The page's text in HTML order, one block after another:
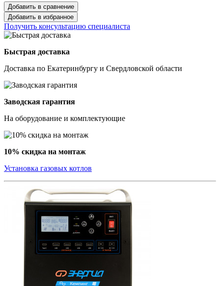
Добавить в сравнение
Добавить в избранное
Получить консультацию специалиста
Быстрая доставка
Доставка по Екатеринбургу и Свердловской области
Заводская гарантия
На оборудование и комплектующие
10% скидка на монтаж
Установка газовых котлов